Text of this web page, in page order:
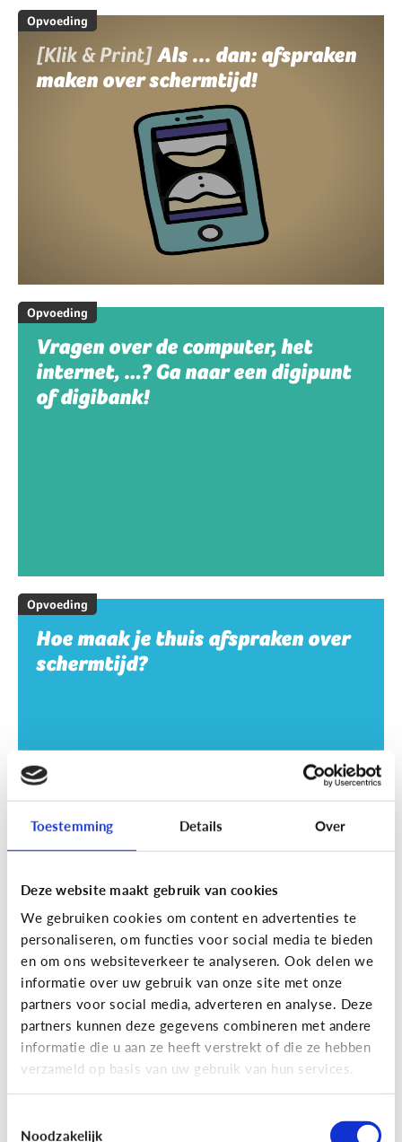
Toestemming Details Over
Deze website maakt gebruik van cookies
We gebruiken cookies om content en advertenties te
personaliseren, om functies voor social media te bieden
en om ons websiteverkeer te analyseren. Ook delen we
informatie over uw gebruik van onze site met onze
partners voor social media, adverteren en analyse. Deze
partners kunnen deze gegevens combineren met andere
informatie die u aan ze heeft verstrekt of die ze hebben
verzameld op basis van uw gebruik van hun services.
Noodzakelijk
Opvoeding
[Klik & Print]Als ... dan: afspraken
maken over schermtijd!
Opvoeding
Vragen over de computer, het
internet, …? Ga naar een digipunt
of digibank!
Opvoeding
Hoe maak je thuis afspraken over
schermtijd?
Opvoeding
Vanaf welke leeftijd mag mijn kind
naar een scherm kijken?